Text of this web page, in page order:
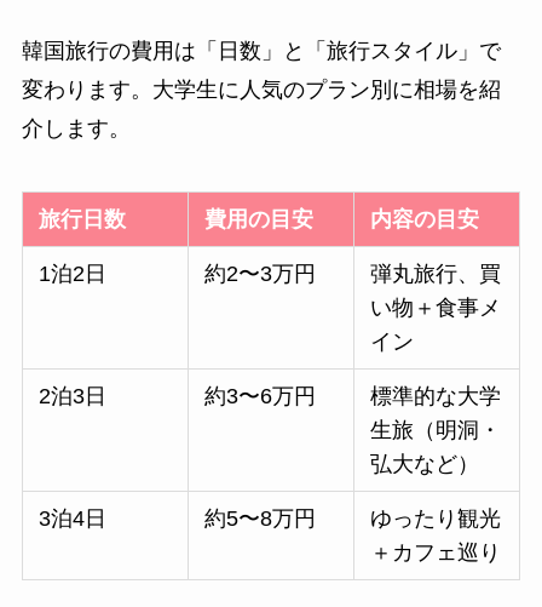
韓国旅行の費用は「日数」と「旅行スタイル」で
変わります。大学生に人気のプラン別に相場を紹
介します。
旅行日数 費用の目安 内容の目安
1泊2日 約2〜3万円
弾丸旅行、買
い物＋食事メ
イン
2泊3日 約3〜6万円
標準的な大学
生旅（明洞・
弘大など）
3泊4日 約5〜8万円
ゆったり観光
＋カフェ巡り